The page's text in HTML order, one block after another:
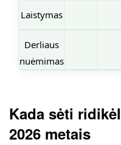
Laistymas
Derliaus
nuėmimas
Kada sėti
2026 metais